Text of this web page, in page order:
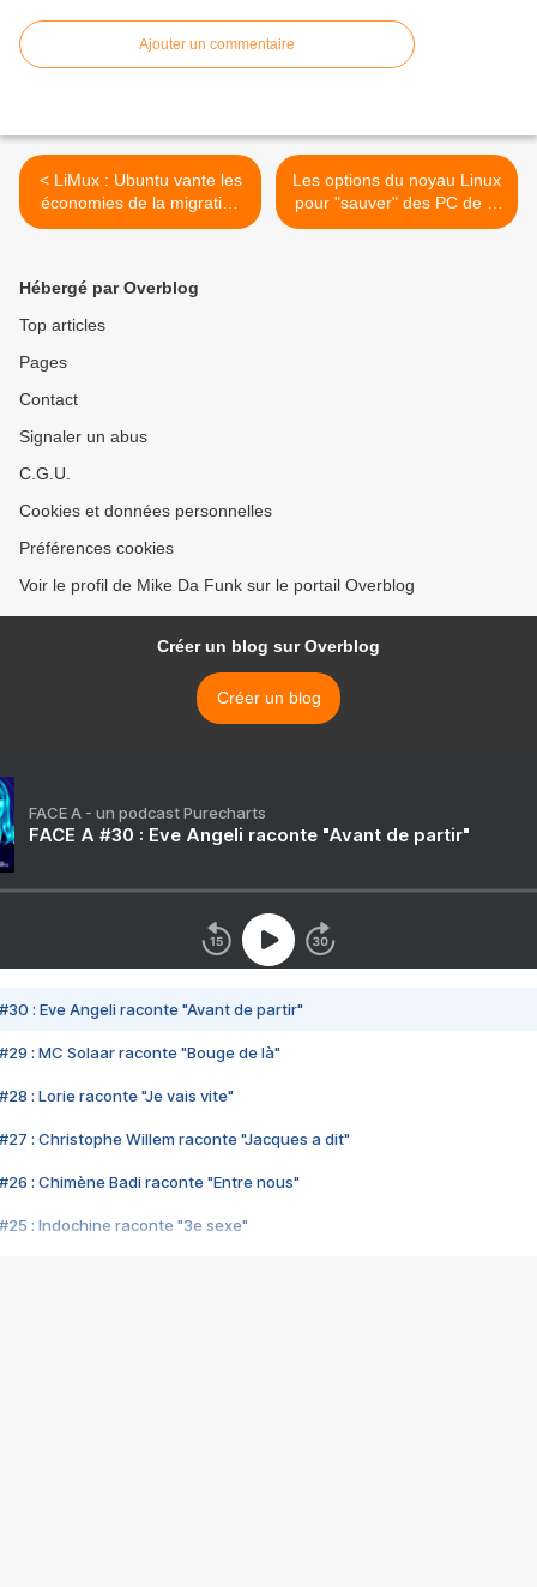
Ajouter un commentaire
< LiMux : Ubuntu vante les
économies de la migration
de Munich
Les options du noyau Linux
pour "sauver" des PC de la
poubelle >
Hébergé par Overblog
Top articles
Pages
Contact
Signaler un abus
C.G.U.
Cookies et données personnelles
Préférences cookies
Voir le profil de Mike Da Funk sur le portail Overblog
Créer un blog sur Overblog
Créer un blog
FACE A - un podcast Purecharts
FACE A #30 : Eve Angeli raconte "Avant de partir"
#30 : Eve Angeli raconte "Avant de partir"
#29 : MC Solaar raconte "Bouge de là"
#28 : Lorie raconte "Je vais vite"
#27 : Christophe Willem raconte "Jacques a dit"
#26 : Chimène Badi raconte "Entre nous"
#25 : Indochine raconte "3e sexe"